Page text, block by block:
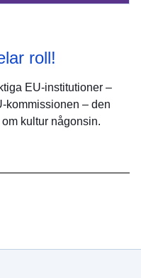
roll!
EU-institutioner –
kommissionen – den
kultur någonsin.